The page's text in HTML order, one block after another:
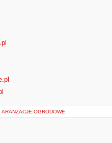
ARANŻACJE OGRODOWE